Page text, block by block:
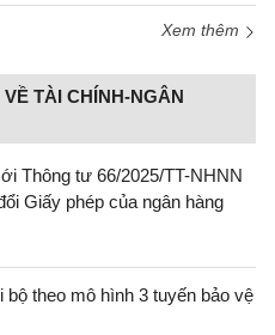
Xem thêm
TÀI CHÍNH-NGÂN
Thông tư 66/2025/TT-NHNN
Giấy phép của ngân hàng
bộ theo mô hình 3 tuyến bảo vệ